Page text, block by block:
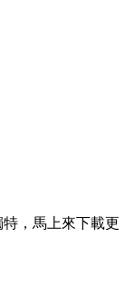
，馬上來下載更